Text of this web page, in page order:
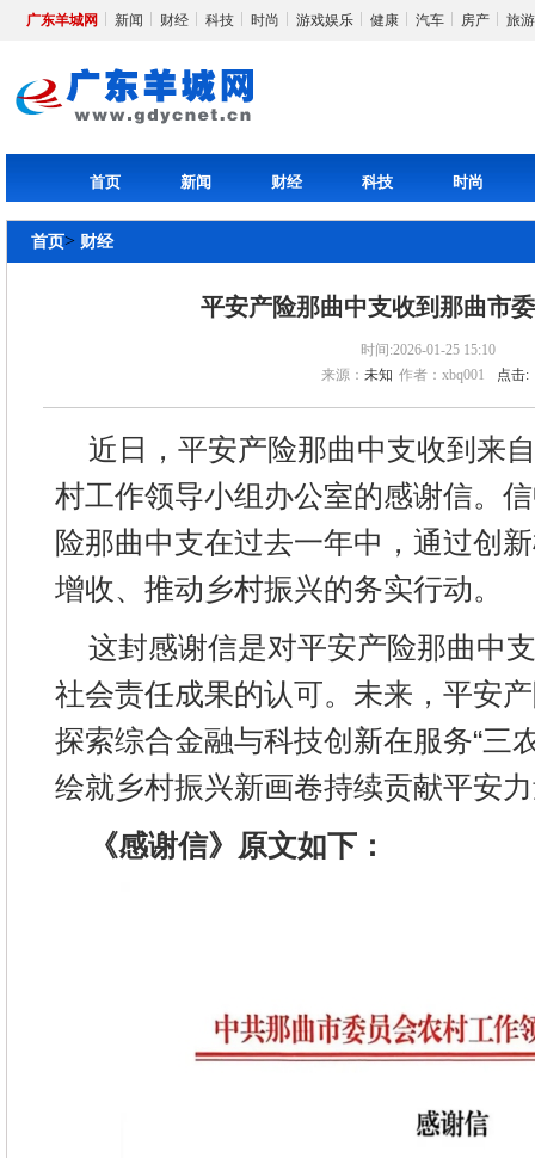
广东羊城网 新闻 财经 科技 时尚 游戏娱乐 健康 汽车 房产 旅游
首页 新闻 财经 科技 时尚
首页> 财经
平安产险那曲中支收到那曲市
时间:2026-01-25 15:10
来源： 未知 作者：xbq001 点击:
近日，平安产险那曲中支收到来
村工作领导小组办公室的感谢信。
险那曲中支在过去一年中，通过创
增收、推动乡村振兴的务实行动。
这封感谢信是对平安产险那曲中
社会责任成果的认可。未来，平安
探索综合金融与科技创新在服务“三
绘就乡村振兴新画卷持续贡献平安
《感谢信》原文如下：